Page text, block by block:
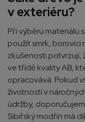
v exteriéru?
Při výběru materiálu
použít smrk, borovici
zkušenosti potvrzují,
ve třídě kvality AB,
opracovává. Pokud
životností v
údržby,
Sibiřský modřín má